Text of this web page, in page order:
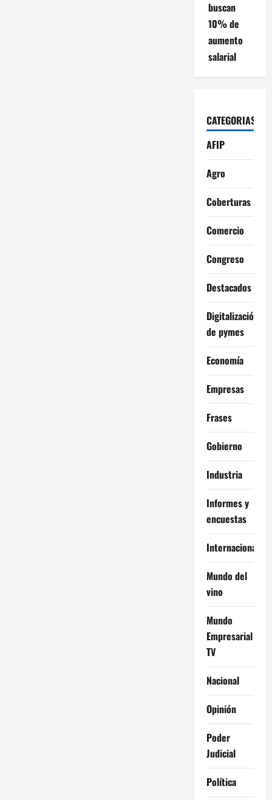
buscan
10% de
aumento
salarial
CATEGORIAS
AFIP
Agro
Coberturas
Comercio
Congreso
Destacados
Digitalización
de pymes
Economía
Empresas
Frases
Gobierno
Industria
Informes y
encuestas
Internacional
Mundo del
vino
Mundo
Empresarial
TV
Nacional
Opinión
Poder
Judicial
Política